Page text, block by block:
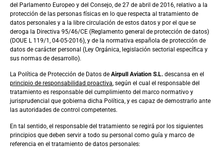
del Parlamento Europeo y del Consejo, de 27 de abril de 2016, relativo a la
protección de las personas físicas en lo que respecta al tratamiento de
datos personales y a la libre circulación de estos datos y por el que se
deroga la Directiva 95/46/CE (Reglamento general de protección de datos)
(DOUE L 119/1, 04-05-2016), y de la normativa española de protección de
datos de carácter personal (Ley Orgánica, legislación sectorial específica y
sus normas de desarrollo).
La Política de Protección de Datos de Airpull Aviation S.L. descansa en el
principio de responsabilidad proactiva, según el cual el responsable del
tratamiento es responsable del cumplimiento del marco normativo y
jurisprudencial que gobierna dicha Política, y es capaz de demostrarlo ante
las autoridades de control competentes.
En tal sentido, el responsable del tratamiento se regirá por los siguientes
principios que deben servir a todo su personal como guía y marco de
referencia en el tratamiento de datos personales: